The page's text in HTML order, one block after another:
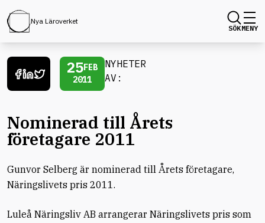
Nya Läroverket
SÖKMENY
25FEB
2011
NYHETER
AV:
Nominerad till Årets
företagare 2011
Gunvor Selberg är nominerad till Årets företagare,
Näringslivets pris 2011.
Luleå Näringsliv AB arrangerar Näringslivets pris som